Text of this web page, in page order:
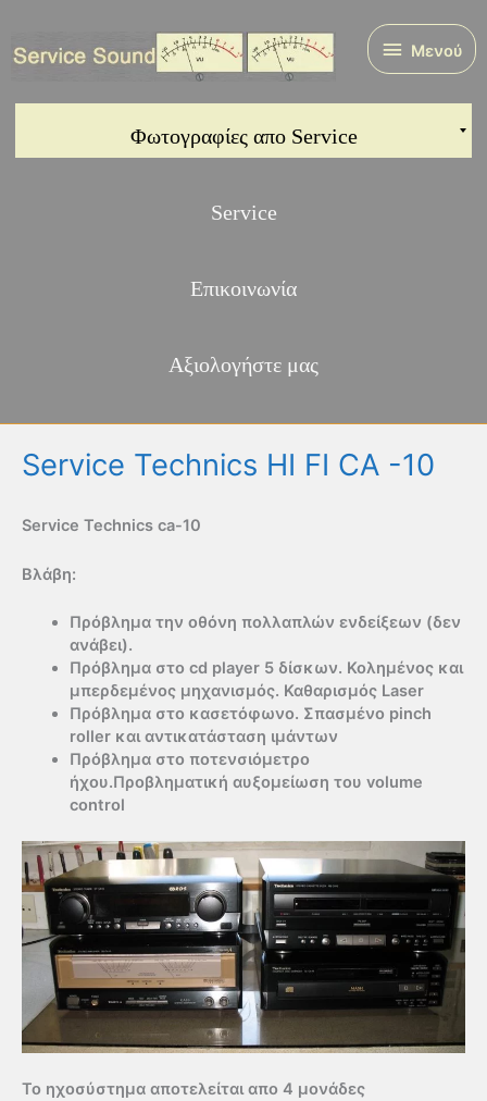
περιεχόμενο
Μενού
Μενού
Φωτογραφίες απο Service
Service
Επικοινωνία
Αξιολογήστε μας
Service Technics HI FI CA -10
Service Technics ca-10
Βλάβη:
Πρόβλημα την οθόνη πολλαπλών ενδείξεων (δεν
ανάβει).
Πρόβλημα στο cd player 5 δίσκων. Κολημένος και
μπερδεμένος μηχανισμός. Καθαρισμός Laser
Πρόβλημα στο κασετόφωνο. Σπασμένο pinch
roller και αντικατάσταση ιμάντων
Πρόβλημα στο ποτενσιόμετρο
ήχου.Προβληματική αυξομείωση του volume
control
Το ηχοσύστημα αποτελείται απο 4 μονάδες